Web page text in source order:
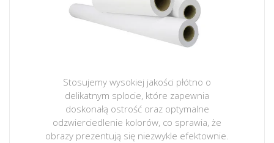
Stosujemy wysokiej jakości płótno o
delikatnym splocie, które zapewnia
doskonałą ostrość oraz optymalne
odzwierciedlenie kolorów, co sprawia, że
obrazy prezentują się niezwykle efektownie.